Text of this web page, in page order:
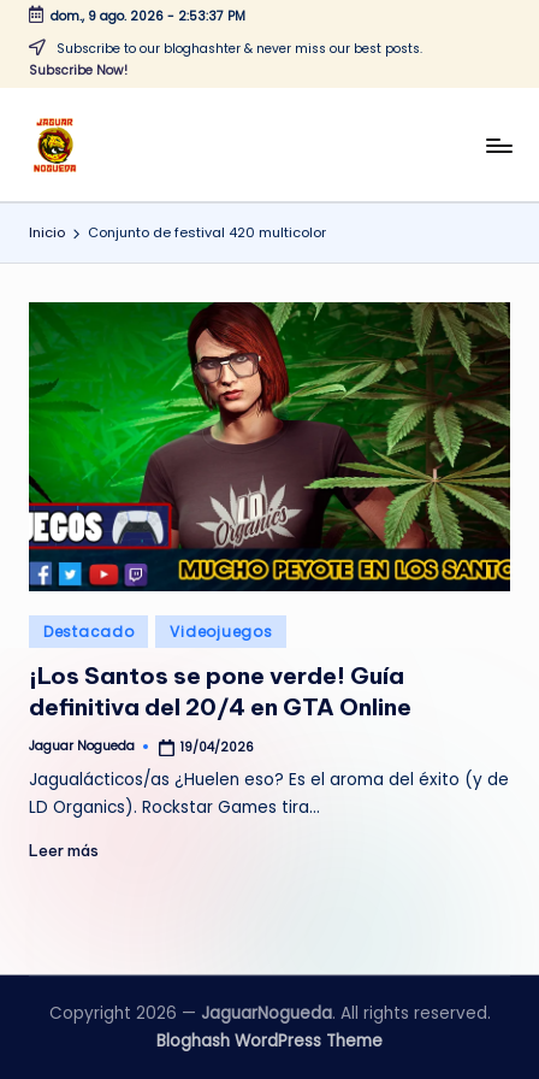
Saltar
dom., 9 ago. 2026- 2:53:37 PM
Subscribe to our bloghashter & never miss our best posts.
Subscribe Now!
J
a
g
a
r
N
g
u
e
d
a
CONTENIDO
Inicio Conjunto de festival 420 multicolor
Publicado
en
Destacado Videojuegos
¡Los Santos se pone verde! Guía
definitiva del 20/4 en GTA Online
Publicado
Jaguar Nogueda 19/04/2026
Jagualácticos/as ¿Huelen eso? Es el aroma del éxito (y de
LD Organics). Rockstar Games tira…
Leer más
Copyright 2026 — JaguarNogueda. All rights reserved.
Bloghash WordPress Theme